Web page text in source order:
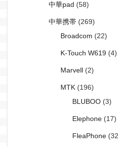
中華pad (58)
中華携帯(269)
Broadcom (22)
K-Touch W619(4)
Marvell(2)
MTK(196)
BLUBOO(3)
Elephone(17)
FleaPhone